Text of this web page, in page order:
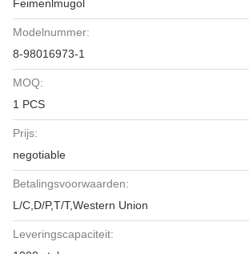
Feimenlmugol
Modelnummer:
8-98016973-1
MOQ:
1 PCS
Prijs:
negotiable
Betalingsvoorwaarden:
L/C,D/P,T/T,Western Union
Leveringscapaciteit: